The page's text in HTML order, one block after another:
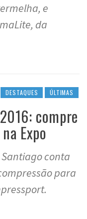
e
da
DESTAQUES ÚLTIMAS
compre
Expo
conta
para